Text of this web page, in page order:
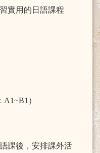
實用的日語課程
）
課後，安排課外活